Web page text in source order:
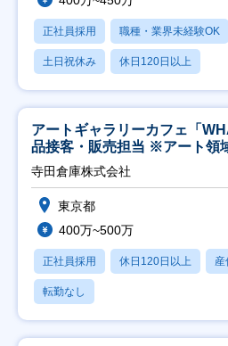
正社員採用 職種・業界未経験OK
土日祝休み 休日120日以上
アートギャラリーカフェ「
品接客・販売担当 ※アート領
寺田倉庫株式会社
東京都
400万~500万
正社員採用 休日120日以上 産
転勤なし